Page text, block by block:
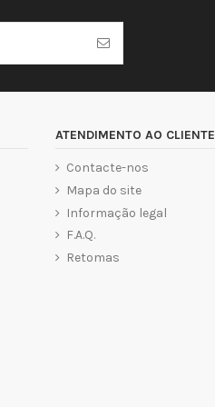
ATENDIMENTO AO CLIENTE
Contacte-nos
Mapa do site
Informação legal
F.A.Q.
Retomas